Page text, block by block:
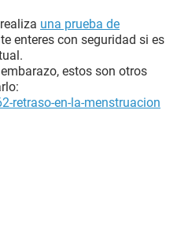
una prueba de
enteres con seguridad si es
estos son otros
retraso-en-la-menstruacion